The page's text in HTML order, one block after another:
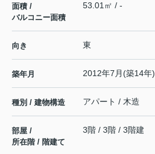
面積 /
バルコニー面積
53.01㎡ / -
向き 東
築年月 2012年7月(築14年)
種別 / 建物構造 アパート / 木造
部屋 /
所在階 / 階建て
3階 / 3階 / 3階建